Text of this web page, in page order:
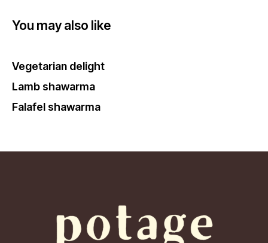
You may also like
Vegetarian delight
Lamb shawarma
Falafel shawarma